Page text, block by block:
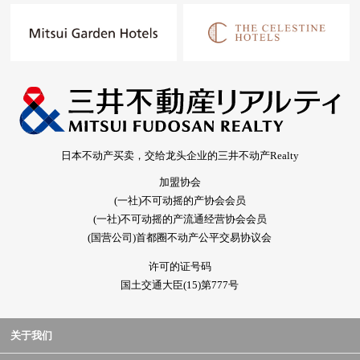
日本不动产买卖，交给龙头企业的三井不动产Realty
加盟协会
(一社)不可动摇的产协会会员
(一社)不可动摇的产流通经营协会会员
(国营公司)首都圈不动产公平交易协议会
许可的证号码
国土交通大臣(15)第777号
关于我们